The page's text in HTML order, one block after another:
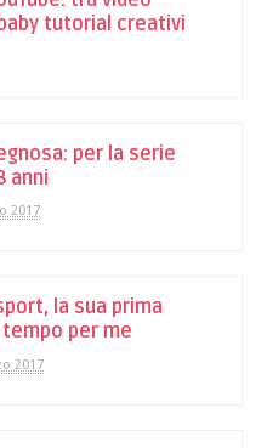
tutorial creativi
per la serie
anni
2017
la sua prima
per me
2017